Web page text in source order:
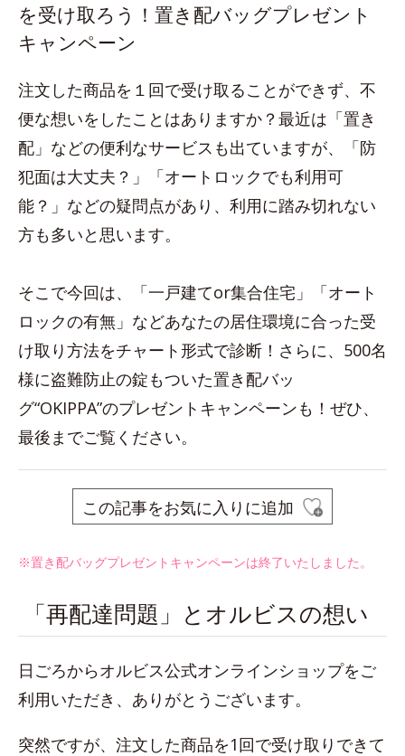
を受け取ろう！置き配バッグプレゼント
キャンペーン
注文した商品を１回で受け取ることができず、不
便な想いをしたことはありますか？最近は「置き
配」などの便利なサービスも出ていますが、「防
犯面は大丈夫？」「オートロックでも利用可
能？」などの疑問点があり、利用に踏み切れない
方も多いと思います。
そこで今回は、「一戸建てor集合住宅」「オート
ロックの有無」などあなたの居住環境に合った受
け取り方法をチャート形式で診断！さらに、500名
様に盗難防止の錠もついた置き配バッ
グ“OKIPPA”のプレゼントキャンペーンも！ぜひ、
最後までご覧ください。
この記事をお気に入りに追加
※置き配バッグプレゼントキャンペーンは終了いたしました。
「再配達問題」とオルビスの想い
日ごろからオルビス公式オンラインショップをご
利用いただき、ありがとうございます。
突然ですが、注文した商品を1回で受け取りできて